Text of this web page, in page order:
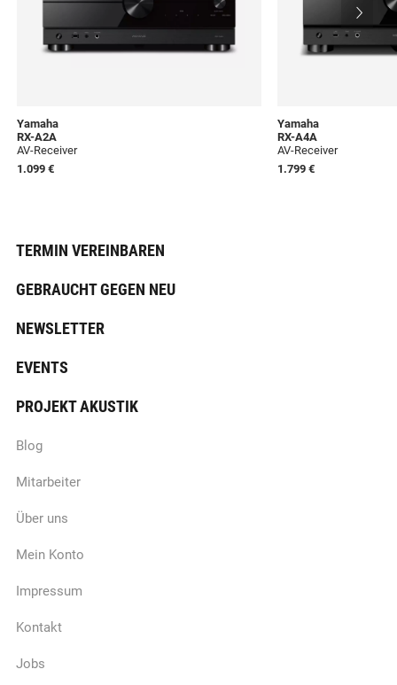
Yamaha
RX-A2A
AV-Receiver
1.099 €
Yamaha
RX-A4A
AV-Receiver
1.799 €
TERMIN VEREINBAREN
GEBRAUCHT GEGEN NEU
NEWSLETTER
EVENTS
PROJEKT AKUSTIK
Blog
Mitarbeiter
Über uns
Mein Konto
Impressum
Kontakt
Jobs